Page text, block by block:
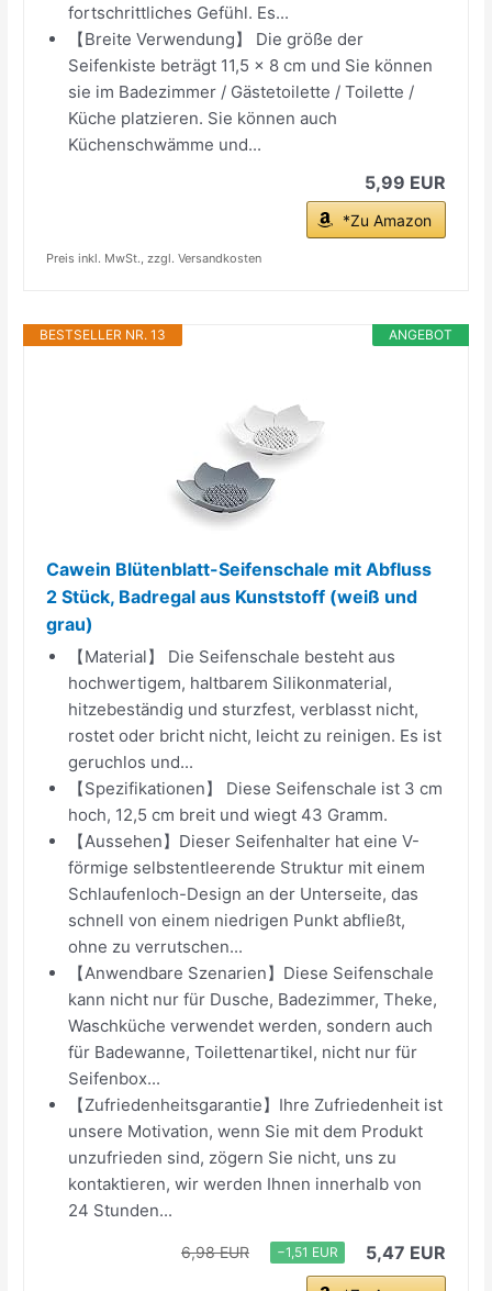
fortschrittliches Gefühl. Es...
【Breite Verwendung】 Die größe der
Seifenkiste beträgt 11,5 x 8 cm und Sie können
sie im Badezimmer / Gästetoilette / Toilette /
Küche platzieren. Sie können auch
Küchenschwämme und...
5,99 EUR
*Zu Amazon
Preis inkl. MwSt., zzgl. Versandkosten
ANGEBOT
BESTSELLER NR. 13
Cawein Blütenblatt-Seifenschale mit Abfluss
2 Stück, Badregal aus Kunststoff (weiß und
grau)
【Material】 Die Seifenschale besteht aus
hochwertigem, haltbarem Silikonmaterial,
hitzebeständig und sturzfest, verblasst nicht,
rostet oder bricht nicht, leicht zu reinigen. Es ist
geruchlos und...
【Spezifikationen】 Diese Seifenschale ist 3 cm
hoch, 12,5 cm breit und wiegt 43 Gramm.
【Aussehen】Dieser Seifenhalter hat eine V-
förmige selbstentleerende Struktur mit einem
Schlaufenloch-Design an der Unterseite, das
schnell von einem niedrigen Punkt abfließt,
ohne zu verrutschen...
【Anwendbare Szenarien】Diese Seifenschale
kann nicht nur für Dusche, Badezimmer, Theke,
Waschküche verwendet werden, sondern auch
für Badewanne, Toilettenartikel, nicht nur für
Seifenbox...
【Zufriedenheitsgarantie】Ihre Zufriedenheit ist
unsere Motivation, wenn Sie mit dem Produkt
unzufrieden sind, zögern Sie nicht, uns zu
kontaktieren, wir werden Ihnen innerhalb von
24 Stunden...
6,98 EUR −1,51 EUR 5,47 EUR